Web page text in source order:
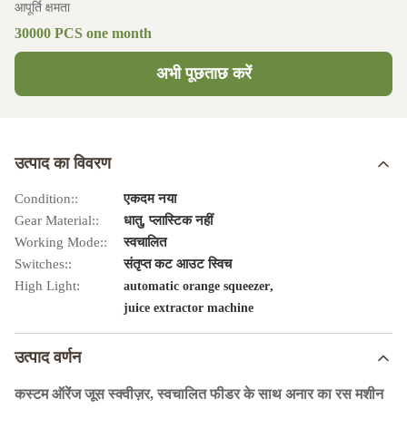
आपूर्ति क्षमता
30000 PCS one month
अभी पूछताछ करें
उत्पाद का विवरण
Condition::
एकदम नया
Gear Material::
धातु, प्लास्टिक नहीं
Working Mode::
स्वचालित
Switches::
संतृप्त कट आउट स्विच
High Light:
automatic orange squeezer,
juice extractor machine
उत्पाद वर्णन
कस्टम ऑरेंज जूस स्क्वीज़र, स्वचालित फीडर के साथ अनार का रस मशीन